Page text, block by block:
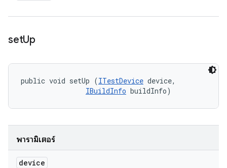
setUp
public void setUp (ITestDevice device,
IBuildInfo buildInfo)
พารามิเตอร์
device